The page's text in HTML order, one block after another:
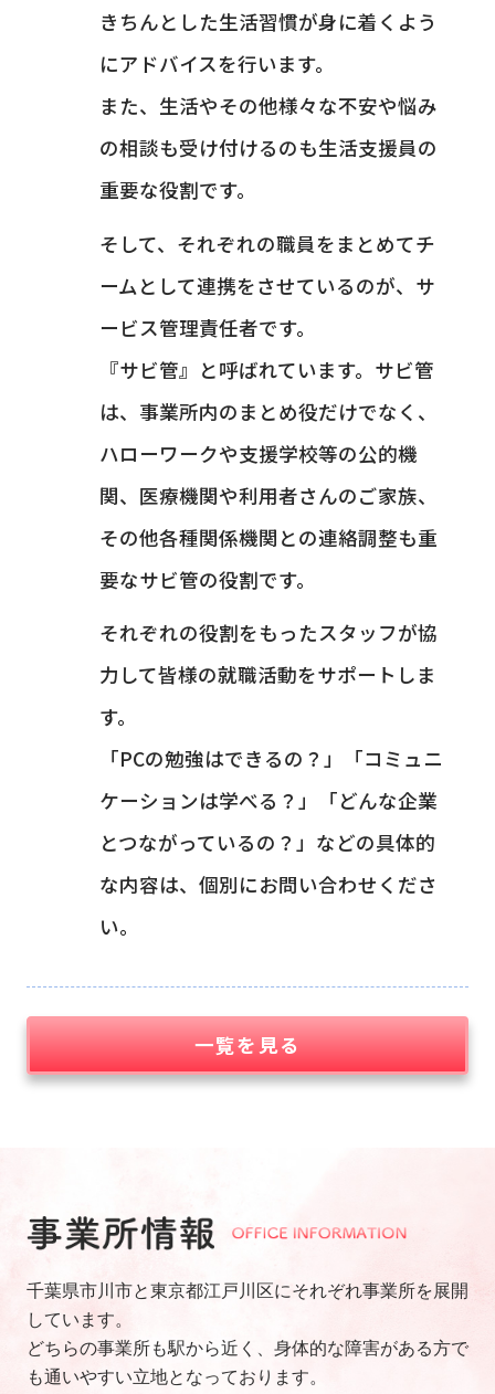
きちんとした生活習慣が身に着くよう
にアドバイスを行います。
また、生活やその他様々な不安や悩み
の相談も受け付けるのも生活支援員の
重要な役割です。
そして、それぞれの職員をまとめてチ
ームとして連携をさせているのが、サ
ービス管理責任者です。
『サビ管』と呼ばれています。サビ管
は、事業所内のまとめ役だけでなく、
ハローワークや支援学校等の公的機
関、医療機関や利用者さんのご家族、
その他各種関係機関との連絡調整も重
要なサビ管の役割です。
それぞれの役割をもったスタッフが協
力して皆様の就職活動をサポートしま
す。
「PCの勉強はできるの？」「コミュニ
ケーションは学べる？」「どんな企業
とつながっているの？」などの具体的
な内容は、個別にお問い合わせくださ
い。
一覧を見る
千葉県市川市と東京都江戸川区にそれぞれ事業所を展開
しています。
どちらの事業所も駅から近く、身体的な障害がある方で
も通いやすい立地となっております。